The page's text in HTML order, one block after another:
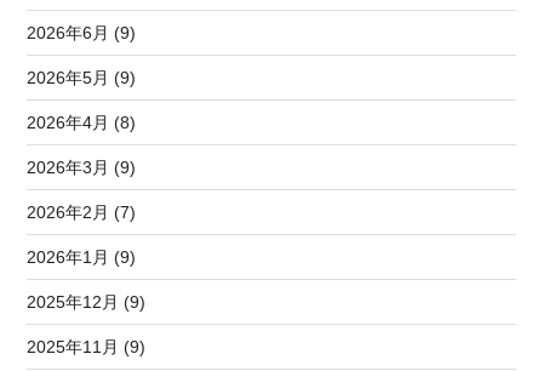
2026年6月 (9)
2026年5月 (9)
2026年4月 (8)
2026年3月 (9)
2026年2月 (7)
2026年1月 (9)
2025年12月 (9)
2025年11月 (9)